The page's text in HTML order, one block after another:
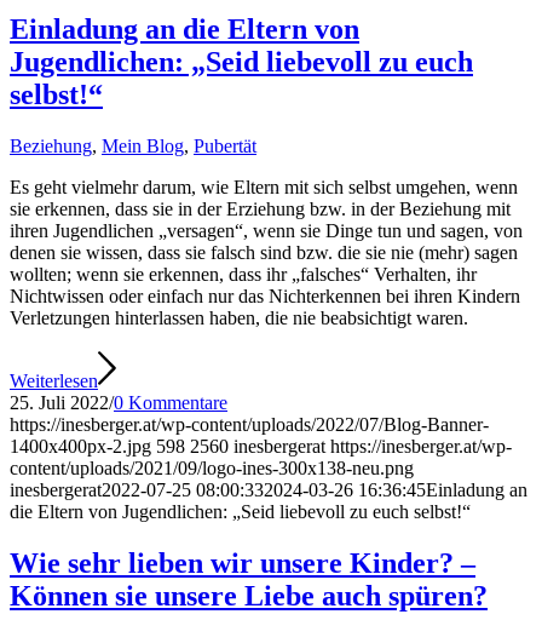
Einladung an die Eltern von
Jugendlichen: „Seid liebevoll zu euch
selbst!“
Beziehung, Mein Blog, Pubertät
Es geht vielmehr darum, wie Eltern mit sich selbst umgehen, wenn
sie erkennen, dass sie in der Erziehung bzw. in der Beziehung mit
ihren Jugendlichen „versagen“, wenn sie Dinge tun und sagen, von
denen sie wissen, dass sie falsch sind bzw. die sie nie (mehr) sagen
wollten; wenn sie erkennen, dass ihr „falsches“ Verhalten, ihr
Nichtwissen oder einfach nur das Nichterkennen bei ihren Kindern
Verletzungen hinterlassen haben, die nie beabsichtigt waren.
Weiterlesen
25. Juli 2022/0 Kommentare
https://inesberger.at/wp-content/uploads/2022/07/Blog-Banner-
1400x400px-2.jpg 598 2560 inesbergerat https://inesberger.at/wp-
content/uploads/2021/09/logo-ines-300x138-neu.png
inesbergerat2022-07-25 08:00:332024-03-26 16:36:45Einladung an
die Eltern von Jugendlichen: „Seid liebevoll zu euch selbst!“
Wie sehr lieben wir unsere Kinder? –
Können sie unsere Liebe auch spüren?